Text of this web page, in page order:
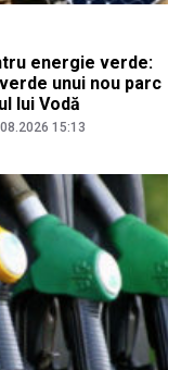
energie verde:
unui nou parc
lui Vodă
15:13